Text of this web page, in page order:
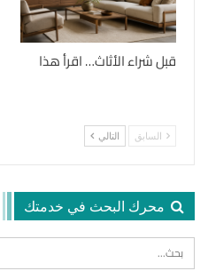
قبل شراء الأثاث… اقرأ هذا
السابق التالي
محرك البحث في خدمتك